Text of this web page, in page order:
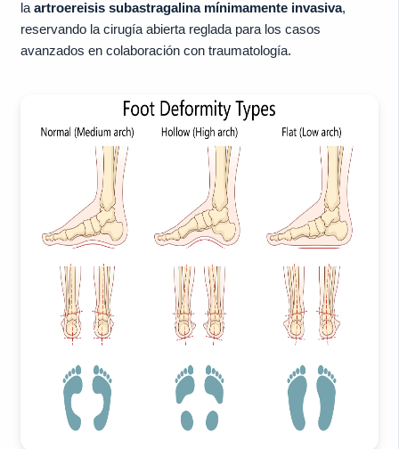
laartroereisis subastragalina mínimamente invasiva,
reservando la cirugía abierta reglada para los casos
avanzados en colaboración con traumatología.